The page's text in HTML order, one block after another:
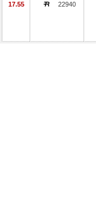
17.55 22940